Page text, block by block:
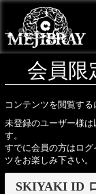
会員限
コンテンツを閲覧する
未登録のユーザー様
す。
すでに会員の方はロ
ツをお楽しみ下さい。
SKIYAKI ID